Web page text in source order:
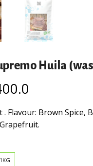
Huila
. Flavour: Brown Spice,
1KG